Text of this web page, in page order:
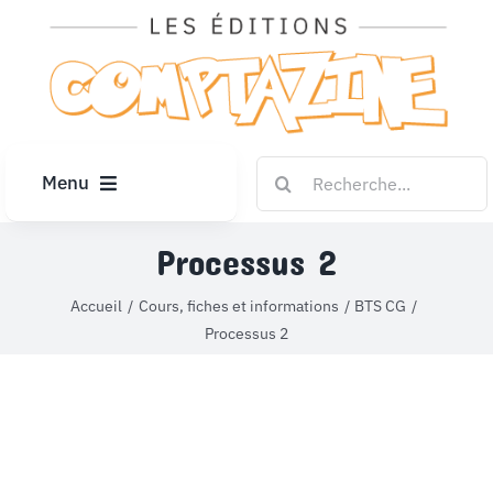
contenu
Menu
ARTICLES
Processus 2
Accueil Cours, fiches et informations
BTS CG
Processus 2